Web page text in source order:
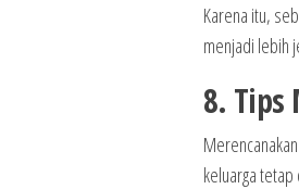
Karena itu,
menjadi lebih
8. Tips
keluarga